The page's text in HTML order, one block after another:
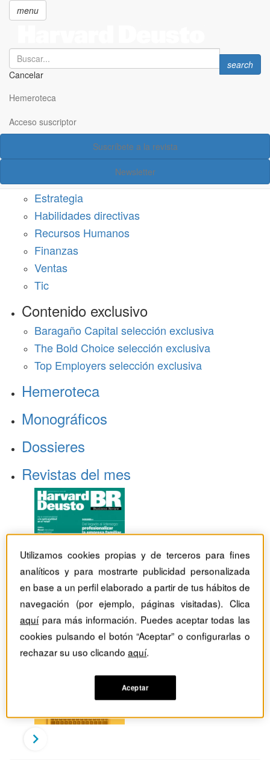
principal
menu
Search
Cancelar
Search
search
Hemeroteca
Acceso suscriptor
Suscríbete a la revista
Newsletter
Acceso suscriptor
Estrategia
Habilidades directivas
Recursos Humanos
Finanzas
Ventas
Tic
Contenido exclusivo
Baragaño Capital selección exclusiva
The Bold Choice selección exclusiva
Top Employers selección exclusiva
Hemeroteca
Monográficos
Dossieres
Revistas del mes
Utilizamos cookies propias y de terceros para fines
analíticos y para mostrarte publicidad personalizada
en base a un perfil elaborado a partir de tus hábitos de
navegación (por ejemplo, páginas visitadas). Clica
aquípara más información. Puedes aceptar todas las
cookies pulsando el botón “Aceptar” o configurarlas o
rechazar su uso clicandoaquí.
Aceptar